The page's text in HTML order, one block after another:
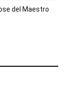
del Maestro